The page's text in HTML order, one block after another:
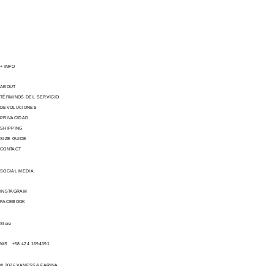
+ INFO
ABOUT
TÉRMINOS DEL SERVICIO
DEVOLUCIONES
PRIVACIDAD
SHIPPING
SIZE GUIDE
CONTACT
SOCIAL MEDIA
INSTAGRAM
FACEBOOK
Store
WS +58 424 1694391
© 2026 VANESSA FARINA.